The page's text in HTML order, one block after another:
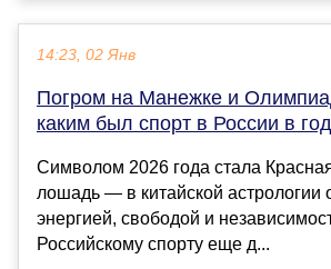
14:23, 02 Янв
Погром на Манежке и
каким был спорт в России в
Символом 2026 года стала
лошадь — в китайской астрологии
энергией, свободой и
Российскому спорту еще д...